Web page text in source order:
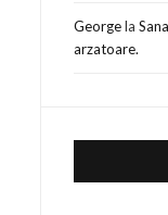
Georgela
arzatoare.